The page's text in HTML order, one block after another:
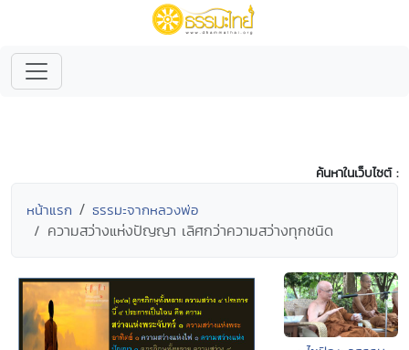
ค้นหาในเว็บไซต์ :
หน้าแรก ธรรมะจากหลวงพ่อ
ความสว่างแห่งปัญญา เลิศกว่าความสว่างทุกชนิด